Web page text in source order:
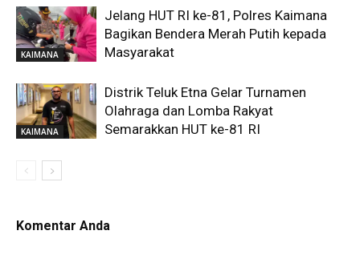
KAIMANA
Jelang HUT RI ke-81, Polres Kaimana
Bagikan Bendera Merah Putih kepada
Masyarakat
KAIMANA
Distrik Teluk Etna Gelar Turnamen
Olahraga dan Lomba Rakyat
Semarakkan HUT ke-81 RI
Komentar Anda